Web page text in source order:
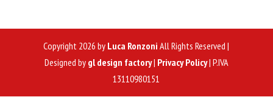
Copyright 2026 by Luca Ronzoni All Rights Reserved |
Designed by gl design factory| Privacy Policy| P.IVA
13110980151